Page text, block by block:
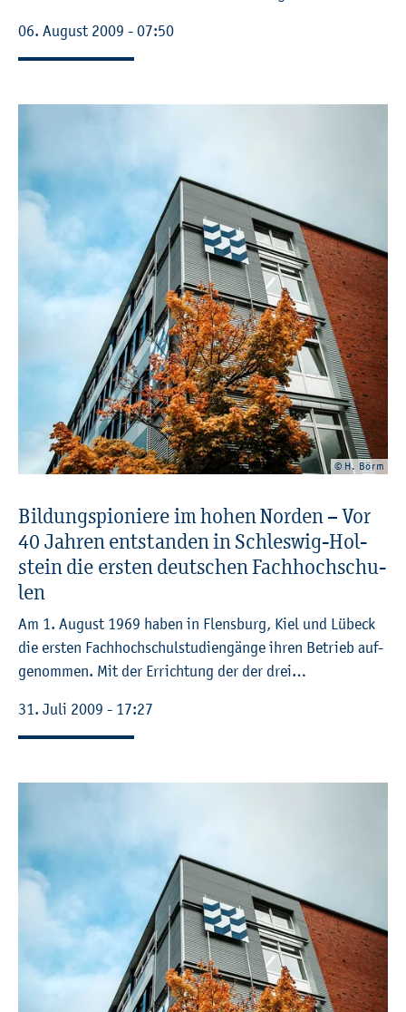
06. Au­gust 2009 - 07:50
© H. Börm
Bil­dungs­pio­nie­re im hohen Nor­den – Vor
40 Jah­ren ent­stan­den in Schles­wig-Hol­
stein die ers­ten deut­schen Fach­hoch­schu­
len
Am 1. Au­gust 1969 haben in Flens­burg, Kiel und Lü­beck
die ers­ten Fach­hoch­schul­stu­di­en­gän­ge ihren Be­trieb auf­
ge­nom­men. Mit der Er­rich­tung der der drei…
31. Juli 2009 - 17:27